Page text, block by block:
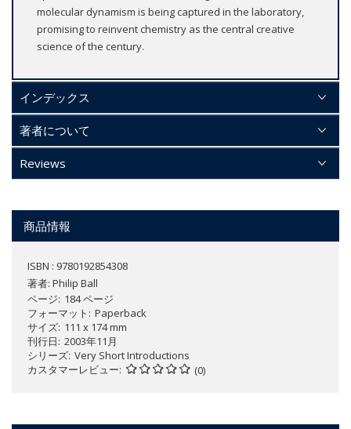
molecular dynamism is being captured in the laboratory,
promising to reinvent chemistry as the central creative
science of the century.
インデックス
著者について
Reviews
商品情報
ISBN : 9780192854308
著者: Philip Ball
ページ 184 ページ
フォーマット
Paperback
サイズ 111 x 174 mm
刊行日 2003年11月
シリーズ Very Short Introductions
カスタマーレビュー
(0)